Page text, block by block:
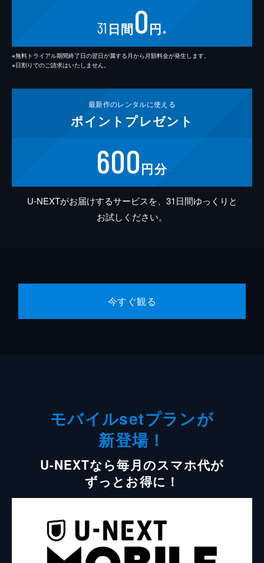
31 日間0円 ※
※無料トライアル期間終了日の翌日が属する月から月額料金が発生します。
※日割りでのご請求はいたしません。
最新作のレンタルに使える
ポイント プレゼント
600円分
U-NEXTがお届けするサービスを、31日間ゆっくりと
お試しください。
今すぐ観る
モバイルsetプランが
新登場！
U-NEXTなら毎月のスマホ代が
ずっとお得に！